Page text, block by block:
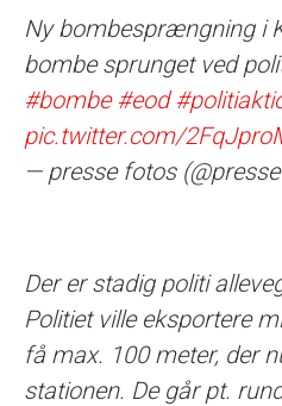
Ny bombesprængning i
bombe sprunget ved
#bombe #eod
pic.twitter.com/
— presse fotos
Der er stadig politi
Politiet ville eksportere
få max. 100 meter, der
stationen. De går pt.